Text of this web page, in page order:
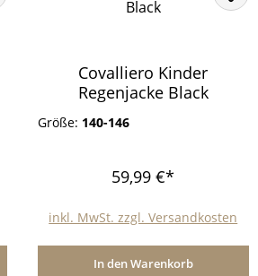
Covalliero Kinder
Regenjacke Black
Größe: 140-146
59,99 €*
inkl. MwSt. zzgl. Versandkosten
In den Warenkorb